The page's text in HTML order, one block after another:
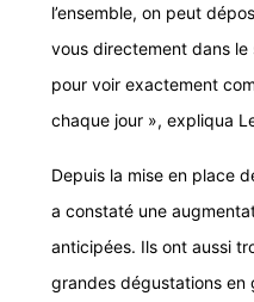
l’ensemble, on peut
vous directement dans
pour voir exactement
chaque jour », expliqua
Depuis la mise en place
a constaté une
anticipées. Ils ont aussi
grandes dégustations en